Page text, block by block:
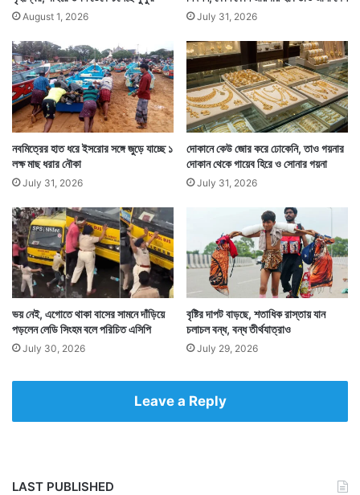
August 1, 2026 July 31, 2026
নবমিত্রের হাত ধরে ইসরোর সঙ্গে জুড়ে যাচ্ছে ১
লক্ষ মাছ ধরার নৌকা
July 31, 2026
দোকানে কেউ জোর করে ঢোকেনি, তাও গয়নার
দোকান থেকে গায়েব হিরে ও সোনার গয়না
July 31, 2026
ভয় নেই, এগোতে থাকা বাসের সামনে দাঁড়িয়ে
পড়লেন লেডি সিংহম বলে পরিচিত এসিপি
July 30, 2026
বৃষ্টির দাপট বাড়ছে, শতাধিক রাস্তায় যান
চলাচল বন্ধ, বন্ধ তীর্থযাত্রাও
July 29, 2026
Leave a Reply
LAST PUBLISHED